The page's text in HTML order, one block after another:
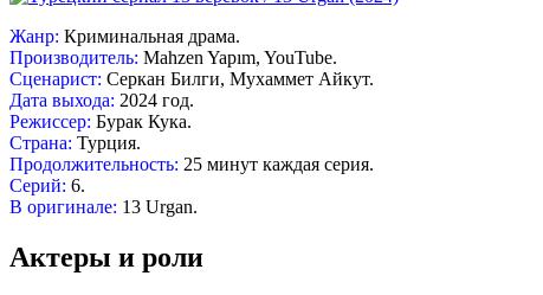
Жанр: Криминальная драма.
Производитель: Mahzen Yapım, YouTube.
Сценарист: Серкан Билги, Мухаммет Айкут.
Дата выхода: 2024 год.
Режиссер: Бурак Кука.
Страна: Турция.
Продолжительность: 25 минут каждая серия.
Серий: 6.
В оригинале: 13 Urgan.
Актеры и роли